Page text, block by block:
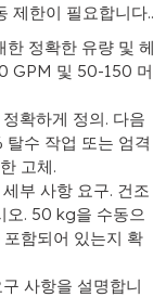
제한이 필요합니다..
한 정확한 유량 및 헤
GPM 및 50-150 머
확하게 정의. 다음
탈수 작업 또는 엄격
고체.
부 사항 요구. 건조
오. 50 kg을 수동으
함되어 있는지 확
사항을 설명합니